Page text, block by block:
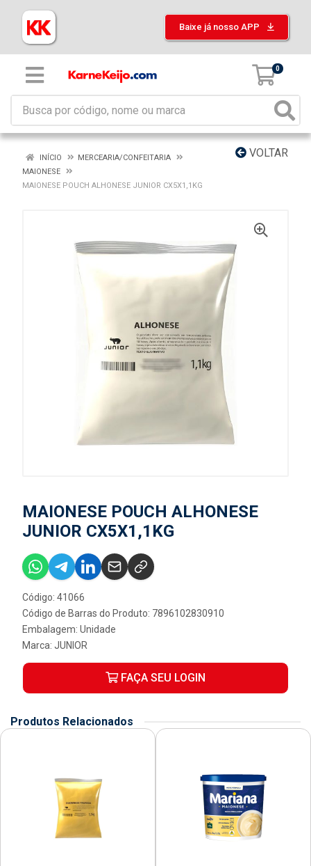
Baixe já nosso APP
0
VOLTAR
INÍCIO
MERCEARIA/CONFEITARIA
MAIONESE
MAIONESE POUCH ALHONESE JUNIOR CX5X1,1KG
MAIONESE POUCH ALHONESE
JUNIOR CX5X1,1KG
Código: 41066
Código de Barras do Produto: 7896102830910
Embalagem: Unidade
Marca: JUNIOR
FAÇA SEU LOGIN
Produtos Relacionados